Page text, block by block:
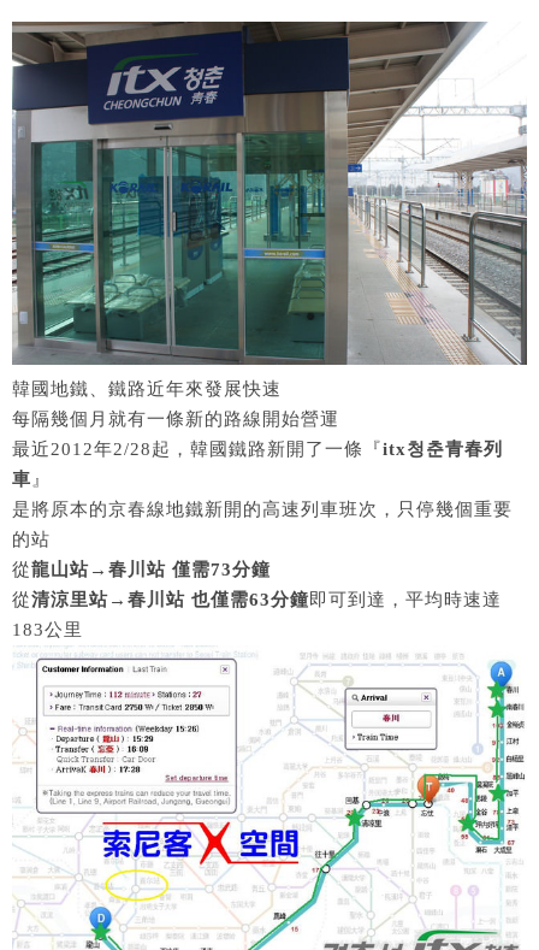
韓國地鐵、鐵路近年來發展快速
每隔幾個月就有一條新的路線開始營運
最近2012年2/28起，韓國鐵路新開了一條『itx청춘青春列
車 』
是將原本的京春線地鐵新開的高速列車班次，只停幾個重要
的站
從龍山站→春川站 僅需73分鐘
從清涼里站→春川站 也僅需63分鐘即可到達，平均時速達
183公里